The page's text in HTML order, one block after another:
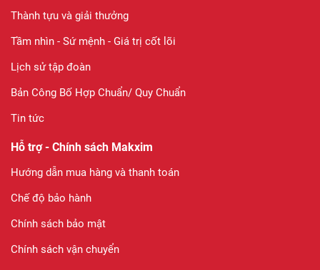
Thành tựu và giải thưởng
Tầm nhìn - Sứ mệnh - Giá trị cốt lõi
Lịch sử tập đoàn
Bản Công Bố Hợp Chuẩn/ Quy Chuẩn
Tin tức
Hỗ trợ - Chính sách Makxim
Hướng dẫn mua hàng và thanh toán
Chế độ bảo hành
Chính sách bảo mật
Chính sách vận chuyển